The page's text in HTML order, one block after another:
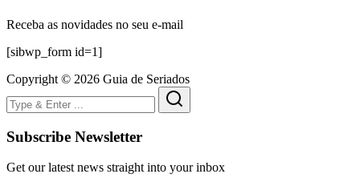
Receba as novidades no seu e-mail
[sibwp_form id=1]
Copyright © 2026 Guia de Seriados
Subscribe Newsletter
Get our latest news straight into your inbox